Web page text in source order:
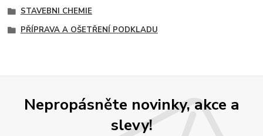
STAVEBNI CHEMIE
PŘÍPRAVA A OŠETŘENÍ PODKLADU
Nepropásněte novinky, akce a
slevy!